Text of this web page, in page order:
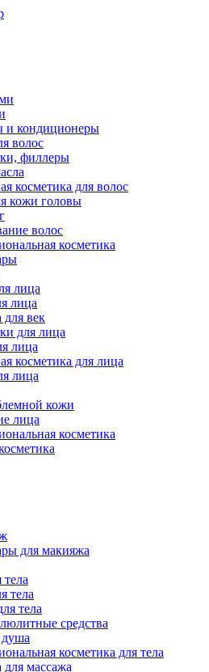
и кондиционеры
волос
филлеры
косметика для волос
кожи головы
волос
косметика
лица
лица
для век
для лица
лица
косметика для лица
лица
кожи
лица
косметика
для макияжа
тела
тела
средства
душа
косметика для тела
для массажа